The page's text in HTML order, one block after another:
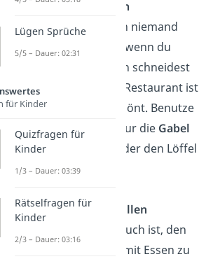
Pasta richtig essen
Zu Hause wird dich niemand
schief anschauen, wenn du
Spaghetti erst klein schneidest
oder schlürfst. Im Restaurant ist
beides jedoch verpönt. Benutze
zum Nudelessen nur die Gabel
zum Aufwickeln
oder den Löffel
zur Hilfe.
Teller nicht überfüllen
So verlockend es auch ist, den
Teller beim Buffet mit Essen zu
Lügen Sprüche
5/5 – Dauer: 02:31
für Kinder
Quizfragen für
Kinder
1/3 – Dauer: 03:39
Rätselfragen für
Kinder
2/3 – Dauer: 03:16